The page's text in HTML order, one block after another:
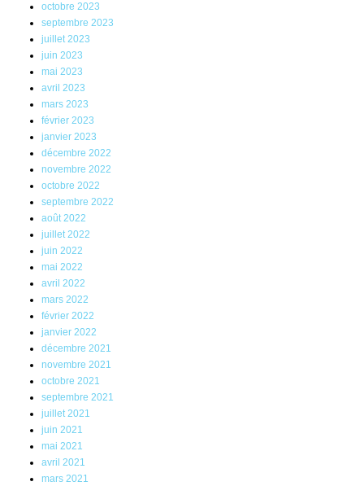
octobre 2023
septembre 2023
juillet 2023
juin 2023
mai 2023
avril 2023
mars 2023
février 2023
janvier 2023
décembre 2022
novembre 2022
octobre 2022
septembre 2022
août 2022
juillet 2022
juin 2022
mai 2022
avril 2022
mars 2022
février 2022
janvier 2022
décembre 2021
novembre 2021
octobre 2021
septembre 2021
juillet 2021
juin 2021
mai 2021
avril 2021
mars 2021